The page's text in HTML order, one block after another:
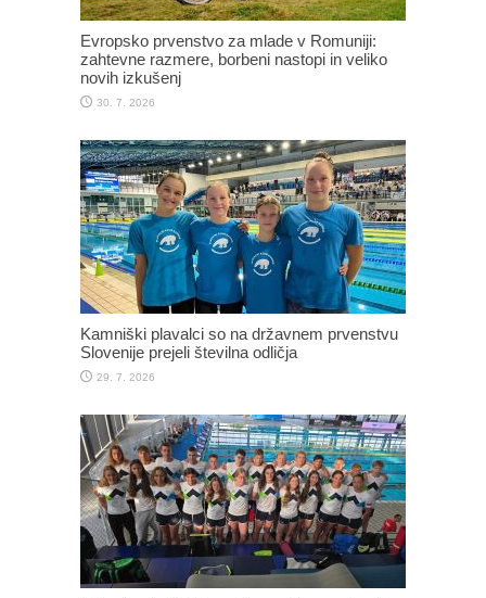
Evropsko prvenstvo za mlade v Romuniji:
zahtevne razmere, borbeni nastopi in veliko
novih izkušenj
30. 7. 2026
Kamniški plavalci so na državnem prvenstvu
Slovenije prejeli številna odličja
29. 7. 2026